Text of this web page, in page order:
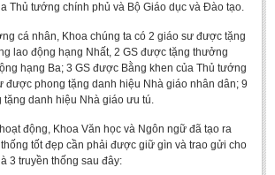
Thủ tướng chính phủ và Bộ Giáo dục và Đào tạo.
nhân, Khoa chúng ta có 2 giáo sư được tặng
lao động hạng Nhất, 2 GS được tặng thưởng
hạng Ba; 3 GS được Bằng khen của Thủ tướng
được phong tặng danh hiệu Nhà giáo nhân dân; 9
danh hiệu Nhà giáo ưu tú.
động, Khoa Văn học và Ngôn ngữ đã tạo ra
tốt đẹp cần phải được giữ gìn và trao gửi cho
3 truyền thống sau đây: